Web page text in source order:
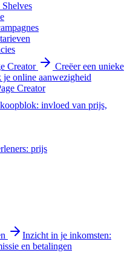
Creator
Creëer een unieke
je online aanwezigheid
Creator
invloed van prijs,
prijs
Inzicht in je inkomsten:
en betalingen